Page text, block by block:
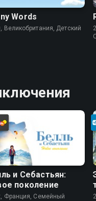
Words
Великобритания, Детский
и Себастьян:
поколение
Франция, Cемейный